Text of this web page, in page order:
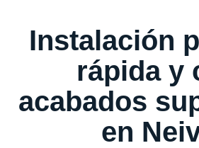
Instalación
rápida y
acabados
en